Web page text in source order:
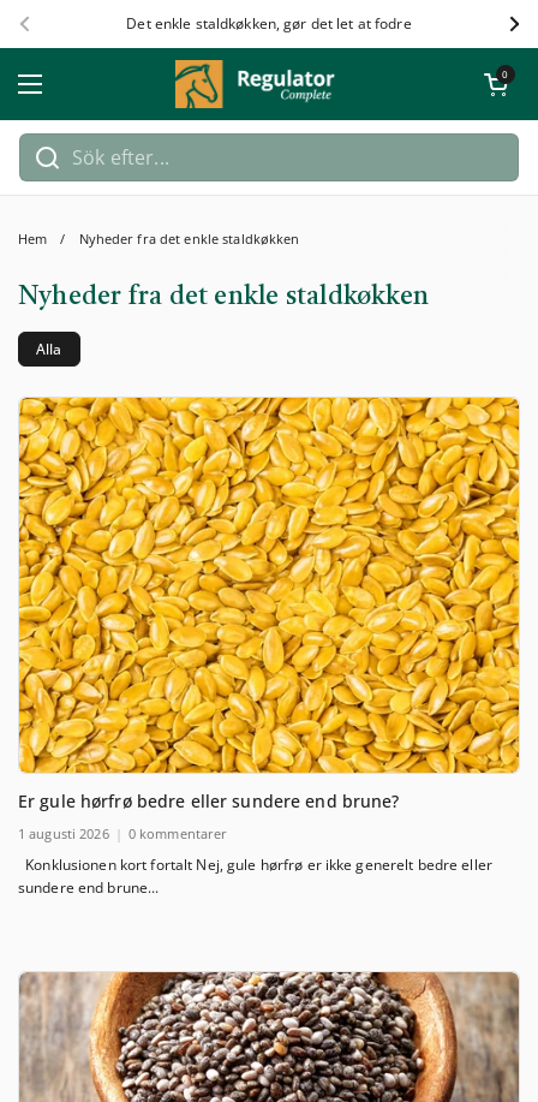
Föregående
Det enkle staldkøkken, gør det let at fodre
Öppna meny
Öppna
0
Hem / Nyheder fra det enkle staldkøkken
Nyheder fra det enkle staldkøkken
Alla
Er gule hørfrø bedre eller sundere end brune?
1 augusti 2026 0 kommentarer
Konklusionen kort fortalt Nej, gule hørfrø er ikke generelt bedre eller
sundere end brune...